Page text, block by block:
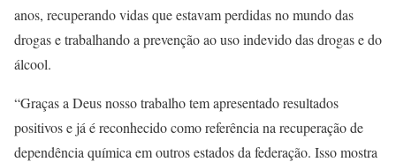
anos, recuperando vidas que estavam perdidas no mundo das
drogas e trabalhando a prevenção ao uso indevido das drogas e do
álcool.
“Graças a Deus nosso trabalho tem apresentado resultados
positivos e já é reconhecido como referência na recuperação de
dependência química em outros estados da federação. Isso mostra